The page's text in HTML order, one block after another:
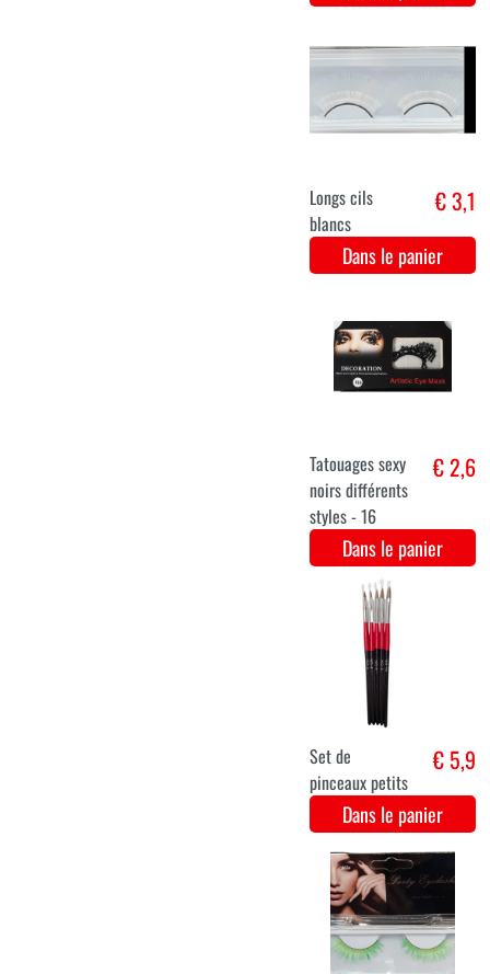
lèvres
Dans le panier
paillettes
argentées
Dans le panier
multicolores
Dans le panier